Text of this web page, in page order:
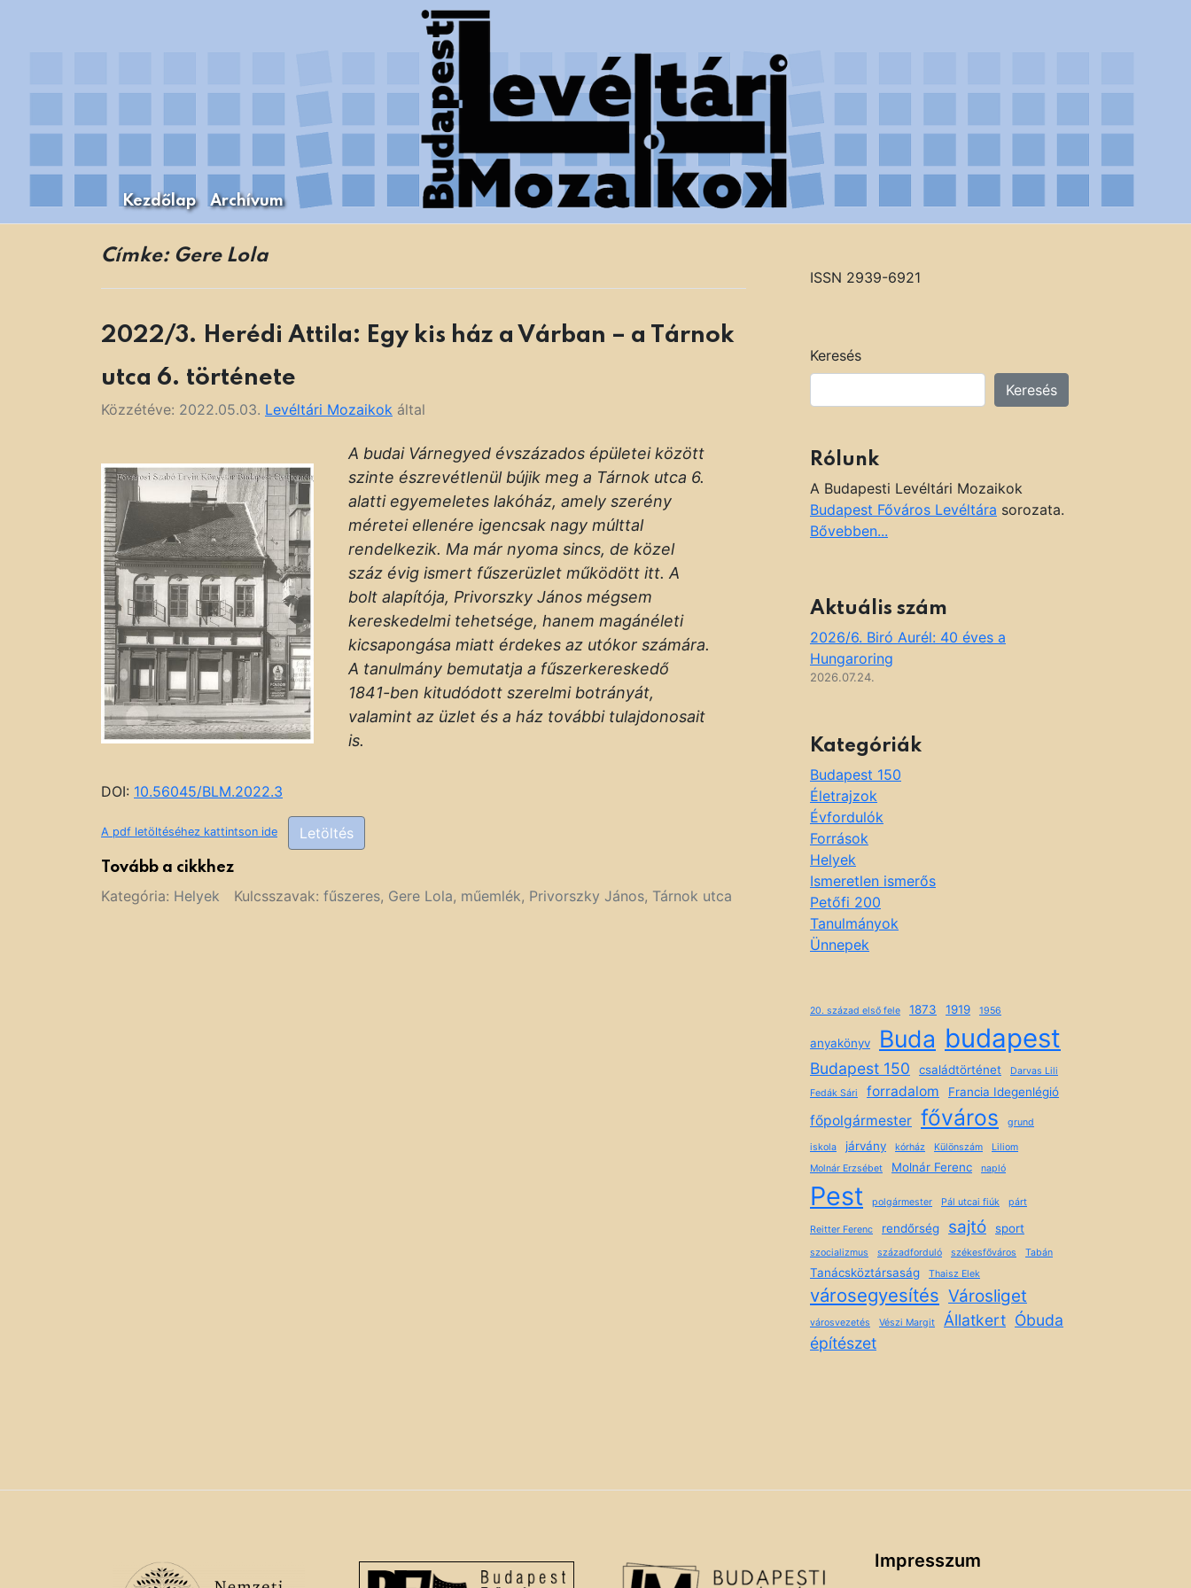
Levéltári Mozaikok
A Budapesti Levéltári Mozaikok Budapest Főváros Levéltára munkatársainak tanulmányai
Kezdőlap Archívum
Címke: Gere Lola
2022/3. Herédi Attila: Egy kis ház a Várban – a Tárnok
utca 6. története
Közzétéve: 2022.05.03. Levéltári Mozaikok által
A budai Várnegyed évszázados épületei között
szinte észrevétlenül bújik meg a Tárnok utca 6.
alatti egyemeletes lakóház, amely szerény
méretei ellenére igencsak nagy múlttal
rendelkezik. Ma már nyoma sincs, de közel
száz évig ismert fűszerüzlet működött itt. A
bolt alapítója, Privorszky János mégsem
kereskedelmi tehetsége, hanem magánéleti
kicsapongása miatt érdekes az utókor számára.
A tanulmány bemutatja a fűszerkereskedő
1841-ben kitudódott szerelmi botrányát,
valamint az üzlet és a ház további tulajdonosait
is.
DOI: 10.56045/BLM.2022.3
A pdf letöltéséhez kattintson ide Letöltés
Tovább a cikkhez
Kategória: Helyek Kulcsszavak: fűszeres, Gere Lola, műemlék, Privorszky János, Tárnok utca
ISSN 2939-6921
Keresés
Keresés
Rólunk
A Budapesti Levéltári Mozaikok
Budapest Főváros Levéltára sorozata.
Bővebben...
Aktuális szám
2026/6. Biró Aurél: 40 éves a
Hungaroring
2026.07.24.
Kategóriák
Budapest 150
Életrajzok
Évfordulók
Források
Helyek
Ismeretlen ismerős
Petőfi 200
Tanulmányok
Ünnepek
20. század első fele 1873 1919 1956
anyakönyv Buda budapest
Budapest 150 családtörténet
Darvas Lili
Fedák Sári
forradalom Francia Idegenlégió
főpolgármester főváros grund
iskola járvány kórház Különszám
Liliom
Molnár Erzsébet
Molnár Ferenc napló
Pest polgármester Pál utcai fiúk párt
Reitter Ferenc rendőrség sajtó sport
szocializmus századforduló székesfőváros Tabán
Tanácsköztársaság Thaisz Elek
városegyesítés Városliget
városvezetés Vészi Margit Állatkert Óbuda
építészet
Impresszum